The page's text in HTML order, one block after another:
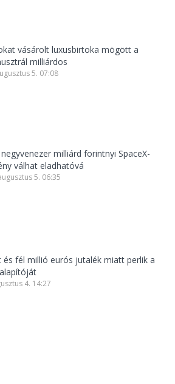
vásárolt luxusbirtoka mögött a
milliárdos
5. 07:08
milliárd forintnyi SpaceX-
válhat eladhatóvá
5. 06:35
és fél millió eurós jutalék miatt perlik a
4. 14:27